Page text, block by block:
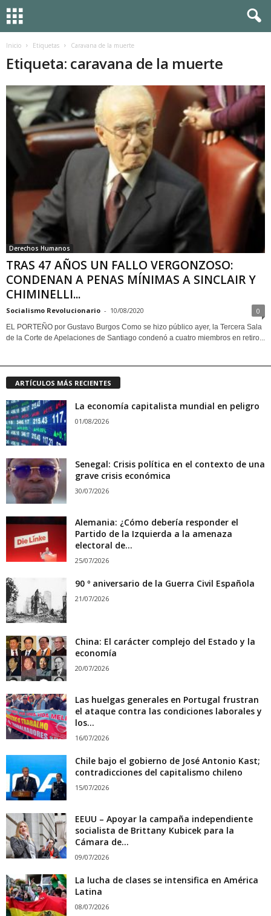
Inicio Etiquetas Caravana de la muerte
Etiqueta: caravana de la muerte
Derechos Humanos
TRAS 47 AÑOS UN FALLO VERGONZOSO:
CONDENAN A PENAS MÍNIMAS A SINCLAIR Y
CHIMINELLI...
Socialismo Revolucionario - 10/08/2020 0
EL PORTEÑO por Gustavo Burgos Como se hizo público ayer, la Tercera Sala
de la Corte de Apelaciones de Santiago condenó a cuatro miembros en retiro...
ARTÍCULOS MÁS RECIENTES
La economía capitalista mundial en peligro
01/08/2026
Senegal: Crisis política en el contexto de una
grave crisis económica
30/07/2026
Alemania: ¿Cómo debería responder el
Partido de la Izquierda a la amenaza
electoral de...
25/07/2026
90 º aniversario de la Guerra Civil Española
21/07/2026
China: El carácter complejo del Estado y la
economía
20/07/2026
Las huelgas generales en Portugal frustran
el ataque contra las condiciones laborales y
los...
16/07/2026
Chile bajo el gobierno de José Antonio Kast;
contradicciones del capitalismo chileno
15/07/2026
EEUU – Apoyar la campaña independiente
socialista de Brittany Kubicek para la
Cámara de...
09/07/2026
La lucha de clases se intensifica en América
Latina
08/07/2026